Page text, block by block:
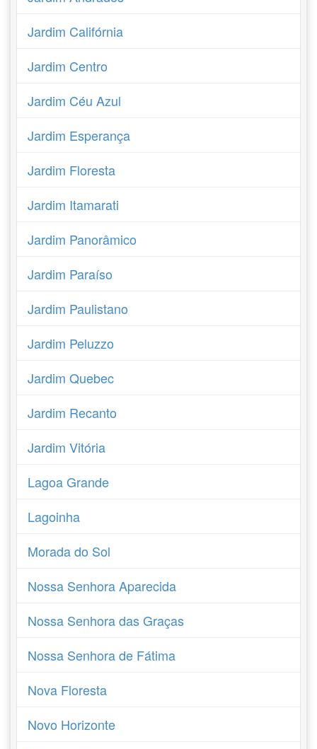
Jardim Califórnia
Jardim Centro
Jardim Céu Azul
Jardim Esperança
Jardim Floresta
Jardim Itamarati
Jardim Panorâmico
Jardim Paraíso
Jardim Paulistano
Jardim Peluzzo
Jardim Quebec
Jardim Recanto
Jardim Vitória
Lagoa Grande
Lagoinha
Morada do Sol
Nossa Senhora Aparecida
Nossa Senhora das Graças
Nossa Senhora de Fátima
Nova Floresta
Novo Horizonte